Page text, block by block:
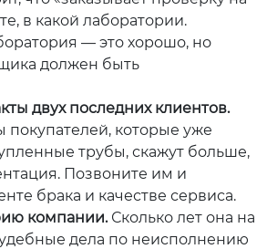
в какой лаборатории.
— это хорошо, но
должен быть
двух последних клиентов.
покупателей, которые уже
трубы, скажут больше,
Позвоните им и
брака и качестве сервиса.
компании.Сколько лет она на
дела по неисполнению